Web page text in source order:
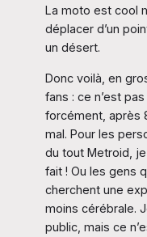
La moto est cool
déplacer d’un
un désert.
Donc voilà, en
fans : ce n’est
forcément, après
mal. Pour les
du tout Metroid,
fait ! Ou les gens
cherchent une
moins cérébrale.
public, mais ce